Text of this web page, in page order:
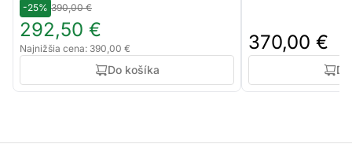
-25% 390,00 €
292,50 €
Najnižšia cena: 390,00 €
Do košíka
370,00 €